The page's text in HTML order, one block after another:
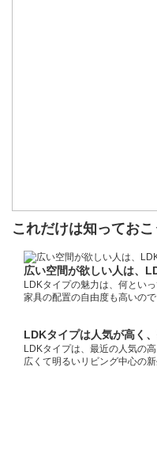
これだけは知ってお
広い空間が欲しい人は、
LDKタイプの魅力は、何とい
家具の配置の自由度も高いの
LDKタイプは人気が高く
LDKタイプは、最近の人気の
広くて明るいリビング中心の